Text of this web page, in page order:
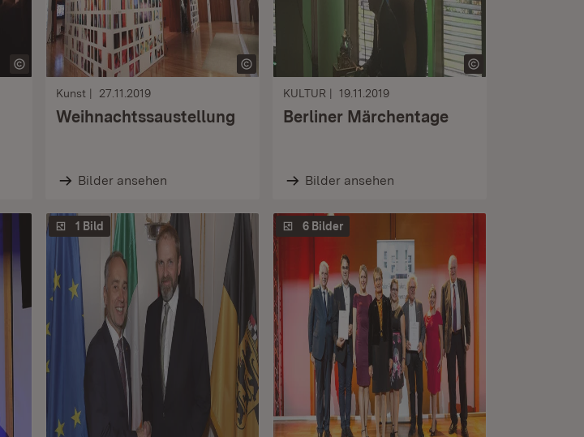
Kunst 27.11.2019
Weihnachtssaustellung
Bilder ansehen
KULTUR 19.11.2019
Berliner Märchentage
Bilder ansehen
1 Bild 6 Bilder